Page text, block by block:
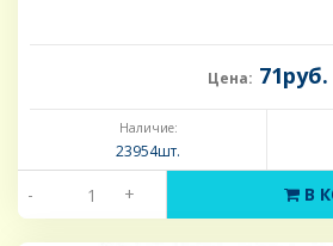
Цена: 71руб.
Наличие:
23954шт.
- + В